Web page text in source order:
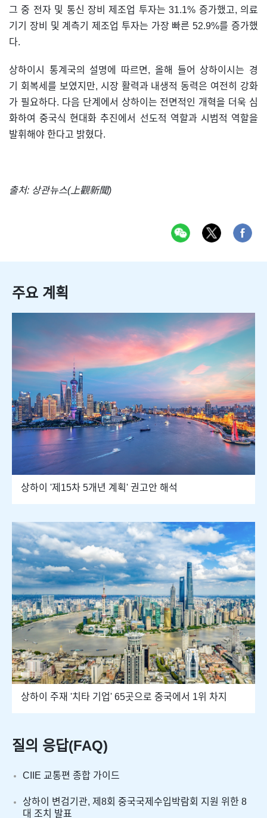
그 중 전자 및 통신 장비 제조업 투자는 31.1% 증가했고, 의료
기기 장비 및 계측기 제조업 투자는 가장 빠른 52.9%를 증가했
다.
상하이시 통계국의 설명에 따르면, 올해 들어 상하이시는 경
기 회복세를 보였지만, 시장 활력과 내생적 동력은 여전히 강화
가 필요하다. 다음 단계에서 상하이는 전면적인 개혁을 더욱 심
화하여 중국식 현대화 추진에서 선도적 역할과 시범적 역할을
발휘해야 한다고 밝혔다.
출처: 상관뉴스(上觀新聞)
주요 계획
상하이 '제15차 5개년 계획' 권고안 해석
상하이 주재 '치타 기업' 65곳으로 중국에서 1위 차지
질의 응답(FAQ)
CIIE 교통편 종합 가이드
상하이 변검기관, 제8회 중국국제수입박람회 지원 위한 8
대 조치 발표